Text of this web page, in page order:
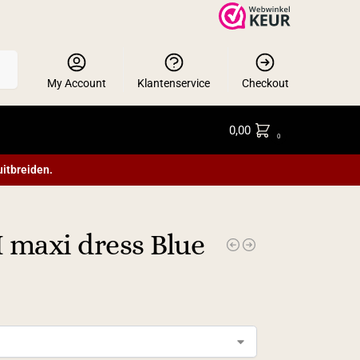
My Account Klantenservice Checkout
0,00 0
dress Blue